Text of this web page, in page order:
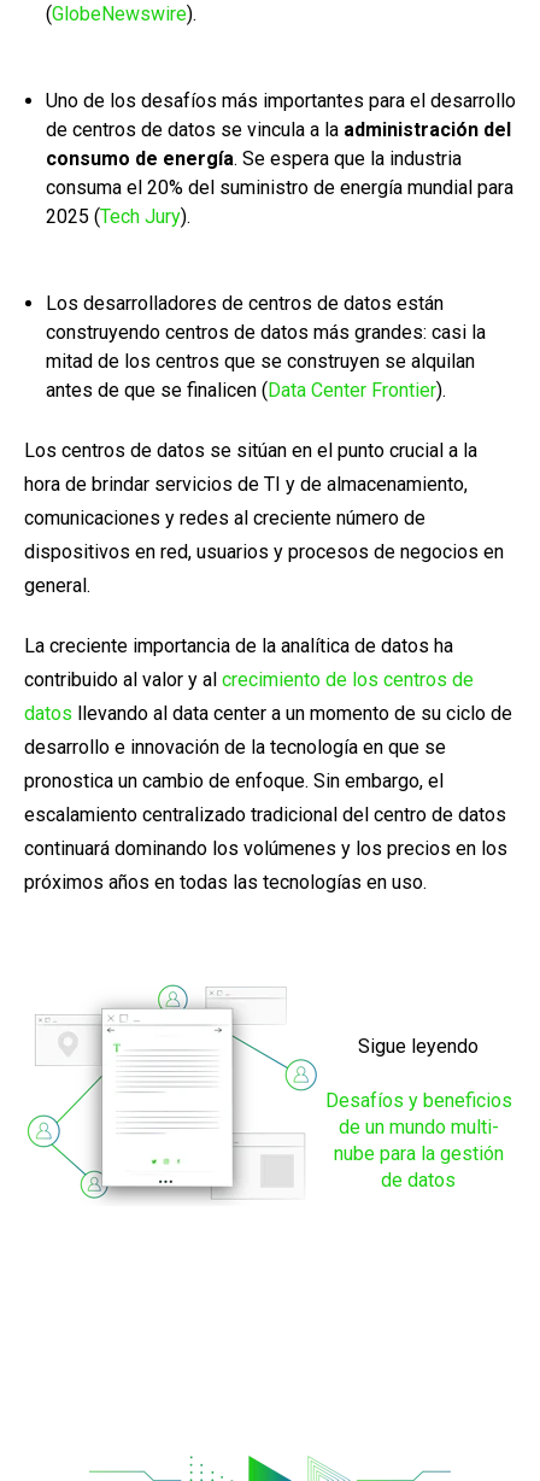
(GlobeNewswire).
Uno de los desafíos más importantes para el desarrollo
de centros de datos se vincula a laadministración del
consumo de energía. Se espera que la industria
consuma el 20% del suministro de energía mundial para
2025 (Tech Jury).
Los desarrolladores de centros de datos están
construyendo centros de datos más grandes: casi la
mitad de los centros que se construyen se alquilan
antes de que se finalicen (Data Center Frontier).
Los centros de datos se sitúan en el punto crucial a la
hora de brindar servicios de TI y de almacenamiento,
comunicaciones y redes al creciente número de
dispositivos en red, usuarios y procesos de negocios en
general.
La creciente importancia de la analítica de datos ha
contribuido al valor y al crecimiento de los centros de
datos llevando al data center a un momento de su ciclo de
desarrollo e innovación de la tecnología en que se
pronostica un cambio de enfoque. Sin embargo, el
escalamiento centralizado tradicional del centro de datos
continuará dominando los volúmenes y los precios en los
próximos años en todas las tecnologías en uso.
Sigue leyendo
Desafíos y beneficios
de un mundo multi-
nube para la gestión
de datos